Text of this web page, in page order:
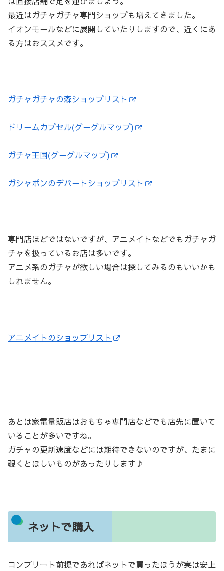
最近はガチャガチャ専門ショップも増えてきました。
イオンモールなどに展開していたりしますので、近くにあ
る方はおススメです。
ガチャガチャの森ショップリスト
ドリームカプセル(グーグルマップ)
ガチャ王国(グーグルマップ)
ガシャポンのデパートショップリスト
専門店ほどではないですが、アニメイトなどでもガチャガ
チャを扱っているお店は多いです。
アニメ系のガチャが欲しい場合は探してみるのもいいかも
しれません。
アニメイトのショップリスト
あとは家電量販店はおもちゃ専門店などでも店先に置いて
いることが多いですね。
ガチャの更新速度などには期待できないのですが、たまに
覗くとほしいものがあったりします♪
ネットで購入
コンプリート前提であればネットで買ったほうが実は安上